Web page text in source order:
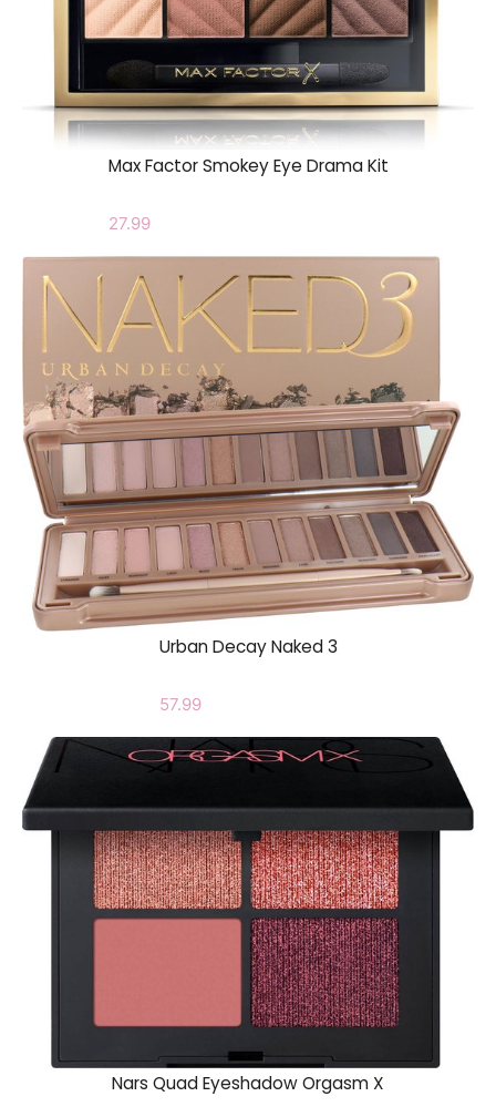
Max Factor Smokey Eye Drama Kit
27.99
Urban Decay Naked 3
57.99
Nars Quad Eyeshadow Orgasm X